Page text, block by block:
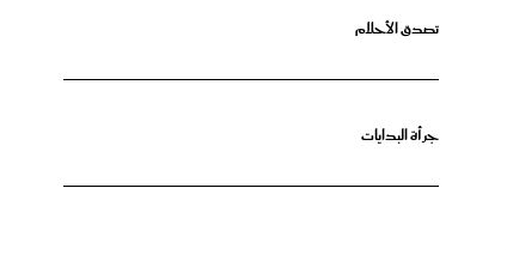
تصدق الأحلام
جرأة البدايات